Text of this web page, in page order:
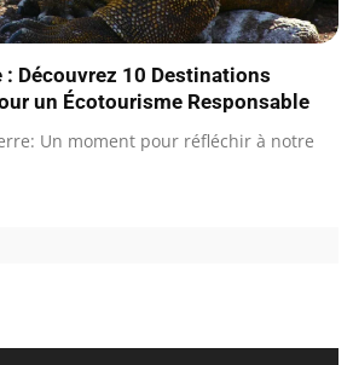
: Découvrez 10 Destinations
un Écotourisme Responsable
Un moment pour réfléchir à notre